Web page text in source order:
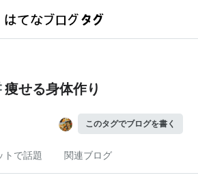
痩せる身体作り
このタグでブログを書く
トで話題 関連ブログ